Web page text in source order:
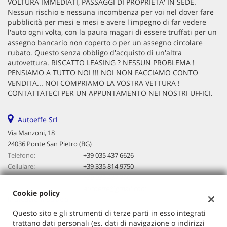
Nessun rischio e nessuna incombenza per voi nel dover fare
pubblicità per mesi e mesi e avere l'impegno di far vedere
l'auto ogni volta, con la paura magari di essere truffati per un
assegno bancario non coperto o per un assegno circolare
rubato. Questo senza obbligo d'acquisto di un'altra
autovettura. RISCATTO LEASING ? NESSUN PROBLEMA !
PENSIAMO A TUTTO NOI !!! NOI NON FACCIAMO CONTO
VENDITA... NOI COMPRIAMO LA VOSTRA VETTURA !
CONTATTATECI PER UN APPUNTAMENTO NEI NOSTRI UFFICI.
Autoeffe Srl
Via Manzoni, 18
24036 Ponte San Pietro (BG)
Telefono:
+39 035 437 6626
Cellulare:
+39 335 814 9750
Fax:
+39 035 437 7561
Email:
Indicazioni stradali
Cookie policy
Questo sito e gli strumenti di terze parti in esso integrati
trattano dati personali (es. dati di navigazione o indirizzi
questi
strumenti
di
tracciamento
si
rimanda
alla
cookie
policy.
e
modificare
le
tue
scelte
in
momento.